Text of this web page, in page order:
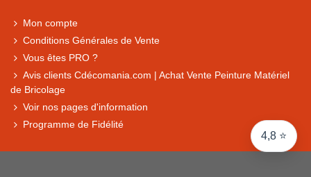
4,8 ⭐
Mon compte
Conditions Générales de Vente
Vous êtes PRO ?
Avis clients Cdécomania.com | Achat Vente Peinture Matériel
de Bricolage
Voir nos pages d'information
Programme de Fidélité